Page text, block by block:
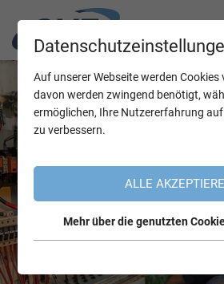
Auf unserer Webseite werden Cookies
davon werden zwingend benötigt,
ermöglichen, Ihre Nutzererfahrung
zu verbessern.
ALLE
Mehr über die genutzten